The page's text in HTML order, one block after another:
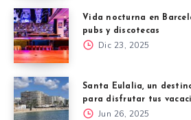
Vida nocturna en
pubs y discotecas
Dic 23, 2025
Santa Eulalia, un
para disfrutar tus
Jun 26, 2025